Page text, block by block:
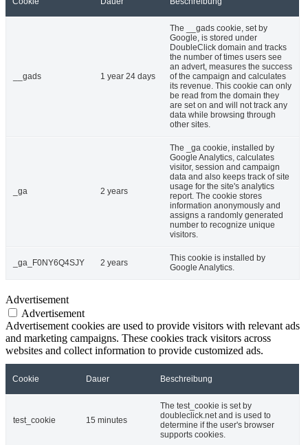
__gads 1 year 24 days
The __gads cookie, set by
Google, is stored under
DoubleClick domain and tracks
the number of times users see
an advert, measures the success
of the campaign and calculates
its revenue. This cookie can only
be read from the domain they
are set on and will not track any
data while browsing through
other sites.
_ga 2 years
The _ga cookie, installed by
Google Analytics, calculates
visitor, session and campaign
data and also keeps track of site
usage for the site's analytics
report. The cookie stores
information anonymously and
assigns a randomly generated
number to recognize unique
visitors.
_ga_F0NY6Q4SJY 2 years
This cookie is installed by
Google Analytics.
Advertisement
Advertisement
Advertisement cookies are used to provide visitors with relevant ads
and marketing campaigns. These cookies track visitors across
websites and collect information to provide customized ads.
Cookie Dauer Beschreibung
test_cookie 15 minutes
The test_cookie is set by
doubleclick.net and is used to
determine if the user's browser
supports cookies.